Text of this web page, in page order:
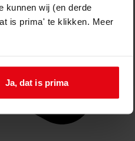
kunnen wij (en derde
is prima' te klikken. Meer
Ja, dat is prima